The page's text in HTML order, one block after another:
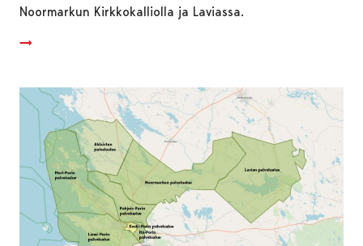
Noormarkun Kirkkokalliolla ja Laviassa.